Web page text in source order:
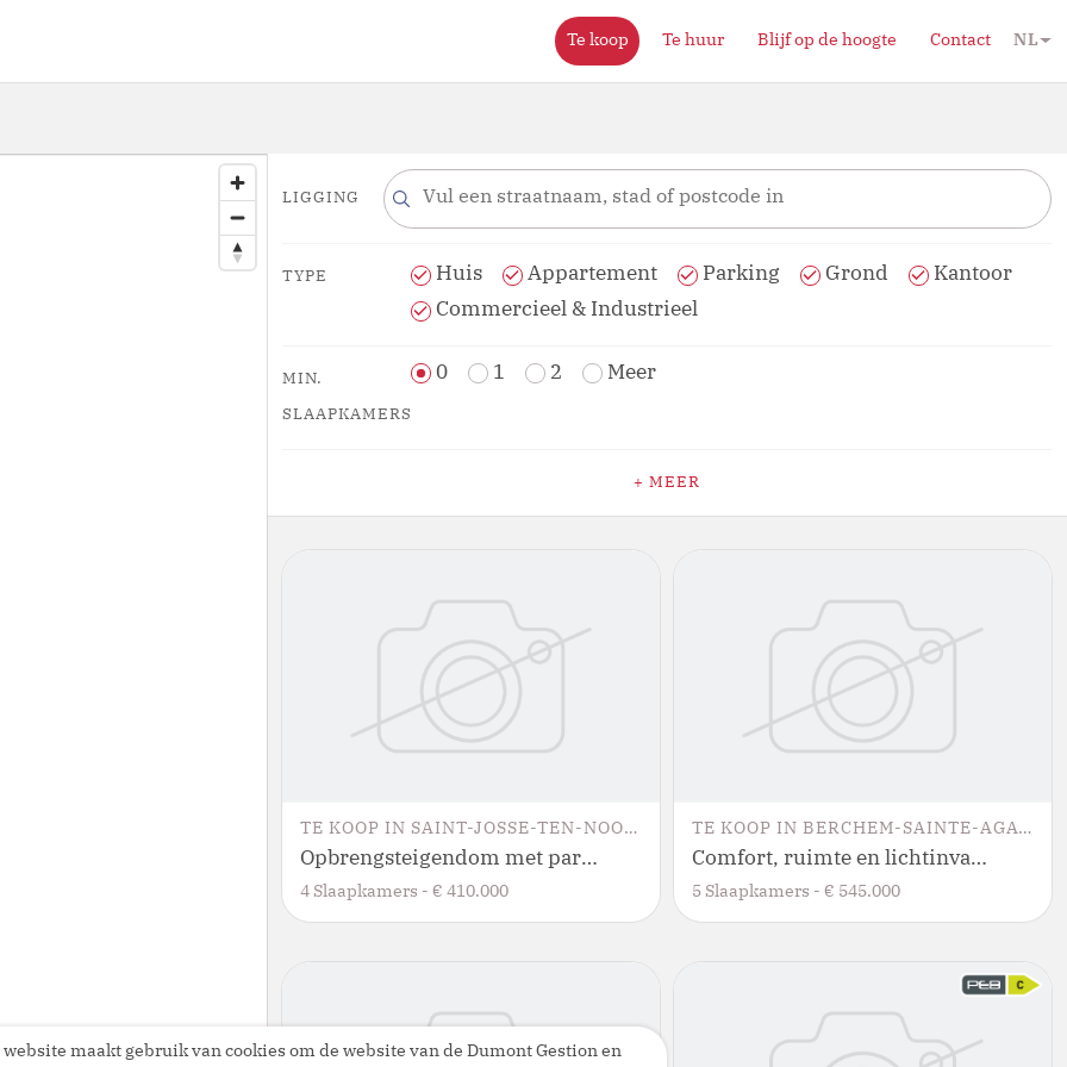
Te koop Te huur Blijf op de hoogte Contact NL
LIGGING
TYPE Huis Appartement Parking Grond
Kantoor
Commercieel & Industrieel
MIN.
SLAAPKAMERS
0 1 2 Meer
+ MEER
TE KOOP IN SAINT-JOSSE-TEN-NOODE
Opbrengsteigendom met parkeerplaats
4 Slaapkamers - € 410.000
TE KOOP IN BERCHEM-SAINTE-AGATHE
Comfort, ruimte en lichtinval: 4-slaapkamer, 3-gevelwoning met bureau en tuin
5 Slaapkamers -€ 545.000
website maakt gebruik van cookies om de website van de Dumont Gestion en